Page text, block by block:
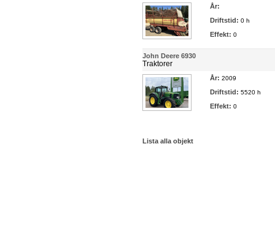
År:
Driftstid: 0 h
Effekt: 0
John Deere 6930
Traktorer
År: 2009
Driftstid: 5520 h
Effekt: 0
Lista alla objekt